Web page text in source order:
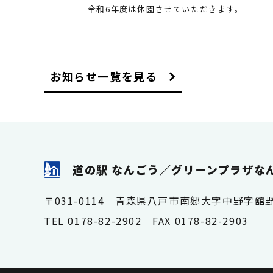
令和6年度は休園させていただきます。
お知らせ一覧を見る
道の駅 なんごう ／グリーンプラザな
〒031-0114 青森県八戸市南郷大字中野字舘
TEL 0178-82-2902 FAX 0178-82-2903